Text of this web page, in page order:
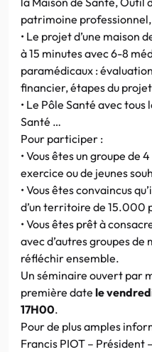
patrimoine professionnel,
• Le projet d’une maison
à 15 minutes avec 6-8
paramédicaux :
financier, étapes du
• Le Pôle Santé avec tous
Santé …
Pour participer :
• Vous êtes un groupe de
exercice ou de jeunes
• Vous êtes convaincus
d’un territoire de 15.000
• Vous êtes prêt à
avec d’autres groupes
réfléchir ensemble.
Un séminaire ouvert par
première date le
17H00.
Pour de plus amples
Francis PIOT – Président